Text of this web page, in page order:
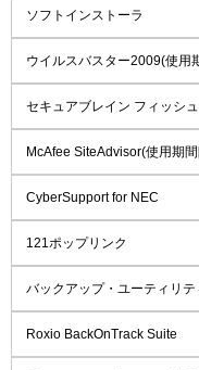
ソフトインストーラ
ウイルスバスター2009(使用
セキュアブレイン フィッシ
McAfee SiteAdvisor(使用期
CyberSupport for NEC
121ポップリンク
バックアップ・ユーティリテ
Roxio BackOnTrack Suite